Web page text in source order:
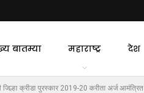
बातम्या महाराष्ट्र देश
जिल्हा क्रीडा पुरस्कार 2019-20 करीता अर्ज आमंत्रित